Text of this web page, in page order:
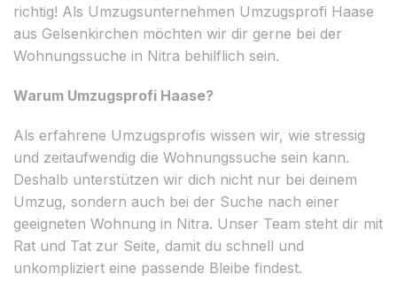
richtig! Als Umzugsunternehmen Umzugsprofi Haase
aus Gelsenkirchen möchten wir dir gerne bei der
Wohnungssuche in Nitra behilflich sein.
Warum Umzugsprofi Haase?
Als erfahrene Umzugsprofis wissen wir, wie stressig
und zeitaufwendig die Wohnungssuche sein kann.
Deshalb unterstützen wir dich nicht nur bei deinem
Umzug, sondern auch bei der Suche nach einer
geeigneten Wohnung in Nitra. Unser Team steht dir mit
Rat und Tat zur Seite, damit du schnell und
unkompliziert eine passende Bleibe findest.